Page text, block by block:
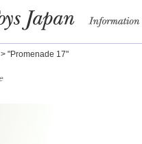
information
> "Promenade 17"